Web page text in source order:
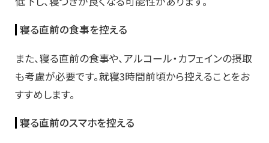
寝る直前の食事を控える
また、寝る直前の食事や、アルコール・カフェインの摂取
も考慮が必要です。就寝3時間前頃から控えることをお
すすめします。
寝る直前のスマホを控える